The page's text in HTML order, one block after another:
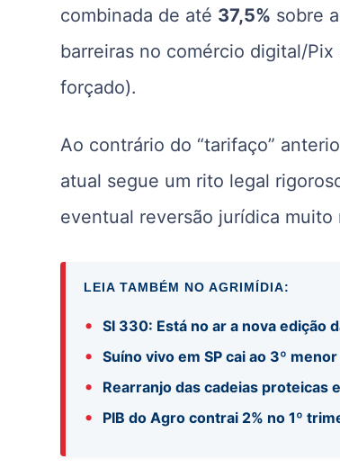
combinada de até 37,5% sobre
barreiras no comércio digital/
forçado).
Ao contrário do “tarifaço”
atual segue um rito legal
eventual reversão jurídica muito
LEIA TAMBÉM NO AGRIMÍDIA:
• SI 330: Está no ar a nova edição
• Suíno vivo em SP cai ao 3º
• Rearranjo das cadeias
• PIB do Agro contrai 2% no 1º